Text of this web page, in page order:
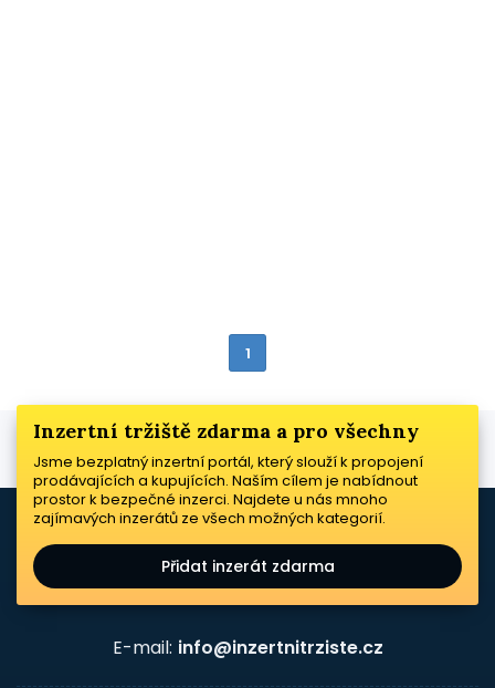
1
Inzertní tržiště zdarma a pro všechny
Jsme bezplatný inzertní portál, který slouží k propojení
prodávajících a kupujících. Naším cílem je nabídnout
prostor k bezpečné inzerci. Najdete u nás mnoho
zajímavých inzerátů ze všech možných kategorií.
Přidat inzerát zdarma
E-mail: info@inzertnitrziste.cz